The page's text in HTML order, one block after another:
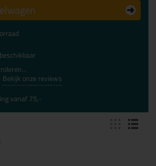
Bekijk onze reviews
vanaf 75,-